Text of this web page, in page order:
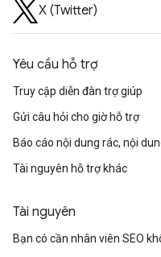
X (Twitter)
Yêu cầu hỗ trợ
Truy cập diễn đàn trợ giúp
Gửi câu hỏi cho giờ hỗ trợ
Báo cáo nội dung rác, nội
Tài nguyên hỗ trợ khác
Tài nguyên
Bạn có cần nhân viên SEO